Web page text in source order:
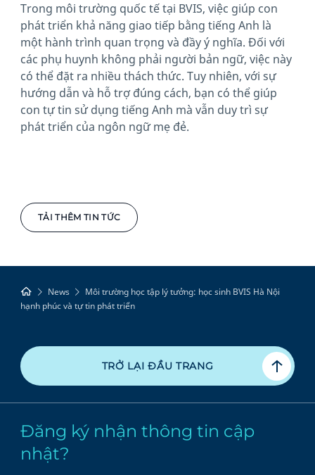
TẢI THÊM TIN TỨC
Trong môi trường quốc tế tại BVIS, việc giúp con
phát triển khả năng giao tiếp bằng tiếng Anh là
một hành trình quan trọng và đầy ý nghĩa. Đối với
các phụ huynh không phải người bản ngữ, việc này
có thể đặt ra nhiều thách thức. Tuy nhiên, với sự
hướng dẫn và hỗ trợ đúng cách, bạn có thể giúp
con tự tin sử dụng tiếng Anh mà vẫn duy trì sự
phát triển của ngôn ngữ mẹ đẻ.
News
Môi trường học tập lý tưởng: học sinh BVIS Hà Nội
hạnh phúc và tự tin phát triển
TRỞ LẠI ĐẦU TRANG
Đăng ký nhận thông tin cập
nhật?